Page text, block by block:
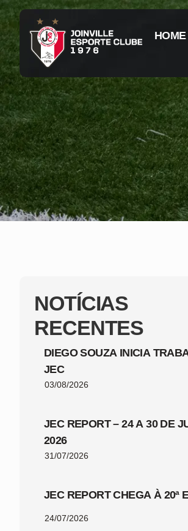
HOME
NOTÍCIAS
RECENTES
DIEGO SOUZA INICIA
JEC
03/08/2026
JEC REPORT – 24 A 30 DE
2026
31/07/2026
JEC REPORT CHEGA À 20ª
24/07/2026